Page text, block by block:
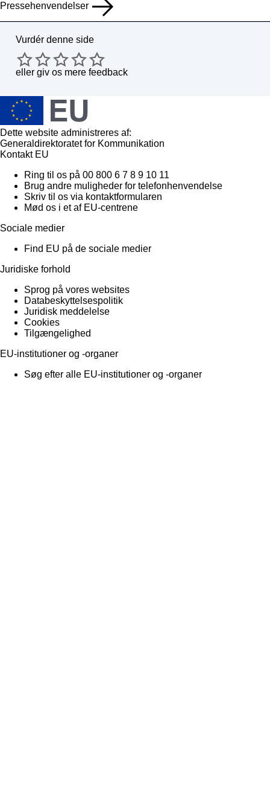
Pressehenvendelser
Vurdér denne side
eller giv os mere feedback
Dette website administreres af:
Generaldirektoratet for Kommunikation
Kontakt EU
Ring til os på 00 800 6 7 8 9 10 11
Brug andre muligheder for telefonhenvendelse
Skriv til os via kontaktformularen
Mød os i et af EU-centrene
Sociale medier
Find EU på de sociale medier
Juridiske forhold
Sprog på vores websites
Databeskyttelsespolitik
Juridisk meddelelse
Cookies
Tilgængelighed
EU-institutioner og -organer
Søg efter alle EU-institutioner og -organer